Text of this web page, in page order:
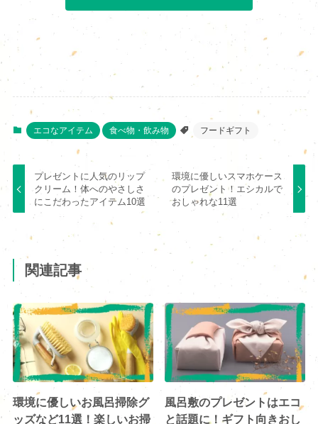
エコなアイテム 食べ物・飲み物 フードギフト
プレゼントに人気のリップ
クリーム！体へのやさしさ
にこだわったアイテム10選
環境に優しいスマホケース
のプレゼント！エシカルで
おしゃれな11選
関連記事
環境に優しいお風呂掃除グ
ッズなど11選！楽しいお掃
風呂敷のプレゼントはエコ
と話題に！ギフト向きおし